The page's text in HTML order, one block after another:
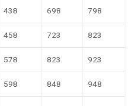
438 698 798
458 723 823
578 823 923
598 848 948